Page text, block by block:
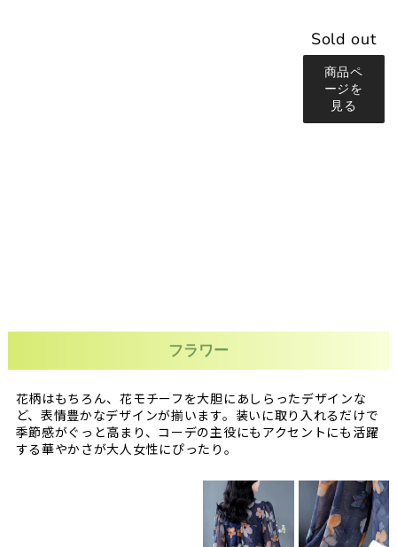
Sold out
商品ペ
ージを
見る
フラワー
花柄はもちろん、花モチーフを大胆にあしらったデザインな
ど、表情豊かなデザインが揃います。装いに取り入れるだけで
季節感がぐっと高まり、コーデの主役にもアクセントにも活躍
する華やかさが大人女性にぴったり。